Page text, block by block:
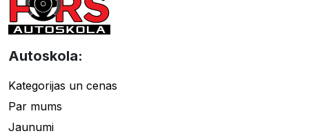
Autoskola:
Kategorijas un cenas
Par mums
Jaunumi